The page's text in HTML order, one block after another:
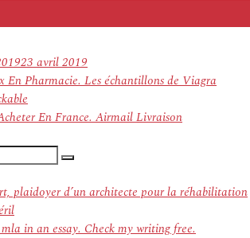
23 avril 2019
En Pharmacie. Les échantillons de Viagra
En France. Airmail Livraison
Recherche
plaidoyer d’un architecte pour la réhabilitation
in an essay. Check my writing free.